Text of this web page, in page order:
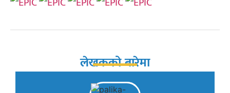
लेखकको बारेमा